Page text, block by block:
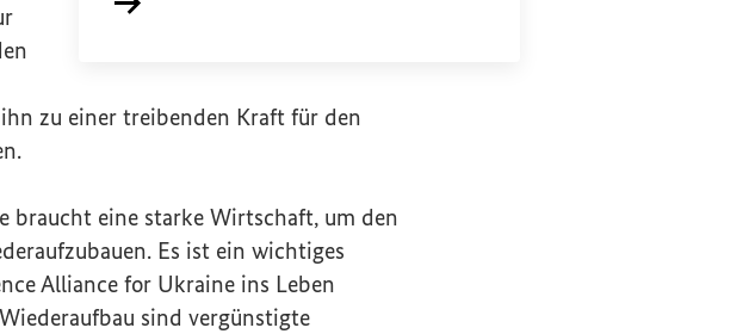
zu einer treibenden Kraft für den
braucht eine starke Wirtschaft, um den
Es ist ein wichtiges
Alliance for Ukraine ins Leben
sind vergünstigte